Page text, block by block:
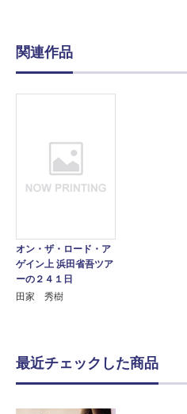
関連作品
オン・ザ・ロード・ア
ゲイン上 浜田省吾ツア
ーの２４１日
田家 秀樹
最近チェックした商品